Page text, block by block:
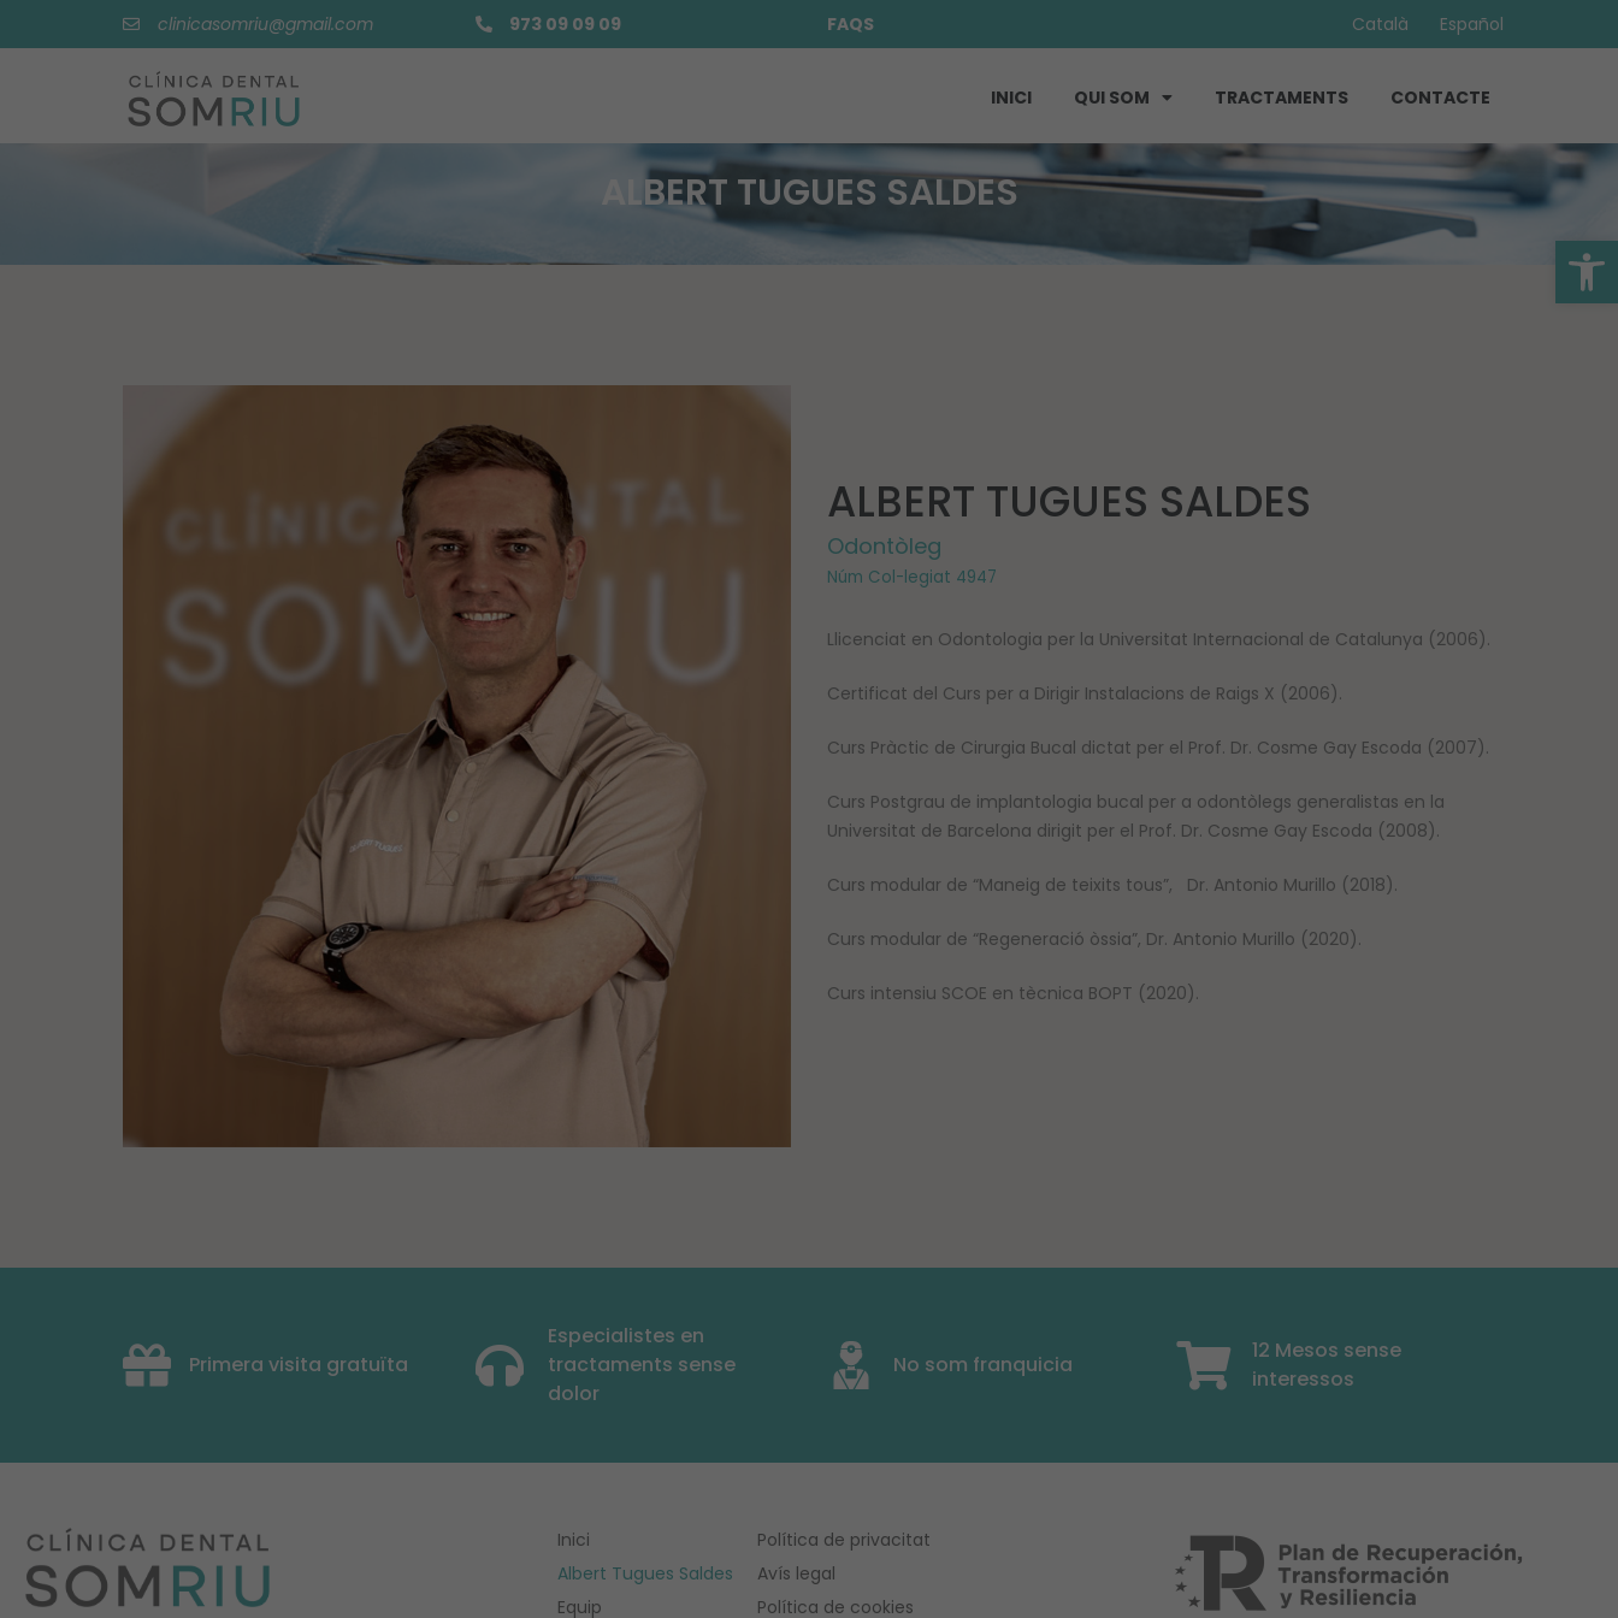
Obre
clinicasomriu@gmail.com 973 09 09 09 FAQS Català Español
INICI QUI SOM TRACTAMENTS CONTACTE
ALBERT TUGUES SALDES
ALBERT TUGUES SALDES
Odontòleg
Núm Col-legiat 4947
Llicenciat en Odontologia per la Universitat Internacional de Catalunya (2006).
Certificat del Curs per a Dirigir Instalacions de Raigs X (2006).
Curs Pràctic de Cirurgia Bucal dictat per el Prof. Dr. Cosme Gay Escoda (2007).
Curs Postgrau de implantologia bucal per a odontòlegs generalistas en la
Universitat de Barcelona dirigit per el Prof. Dr. Cosme Gay Escoda (2008).
Curs modular de “Maneig de teixits tous”, Dr. Antonio Murillo (2018).
Curs modular de “Regeneració òssia”, Dr. Antonio Murillo (2020).
Curs intensiu SCOE en tècnica BOPT (2020).
Primera visita gratuïta
Especialistes en
tractaments sense
dolor
No som franquicia
12 Mesos sense
interessos
Inici
Albert Tugues Saldes
Equip
Política de privacitat
Avís legal
Política de cookies